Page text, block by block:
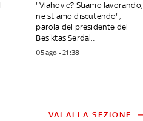
"Vlahovic? Stiamo lavorando,
ne stiamo discutendo",
parola del presidente del
Besiktas Serdal...
05 ago - 21:38
VAI ALLA SEZIONE